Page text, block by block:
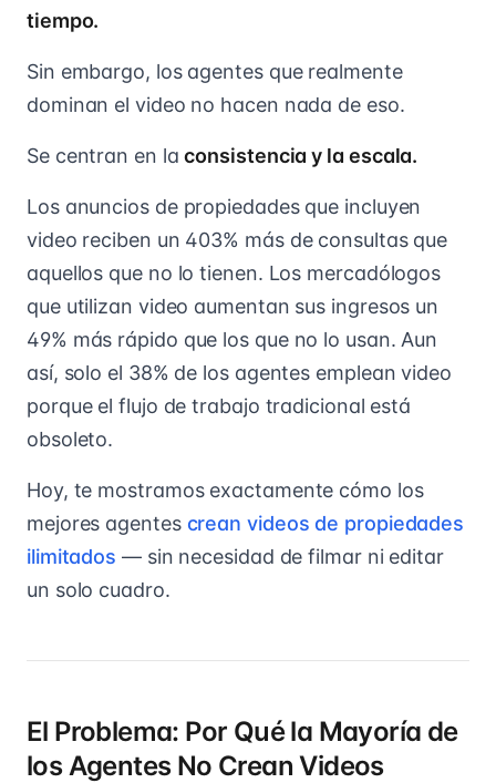
tiempo.
Sin embargo, los agentes que realmente
dominan el video no hacen nada de eso.
Se centran en laconsistencia y la escala.
Los anuncios de propiedades que incluyen
video reciben un 403% más de consultas que
aquellos que no lo tienen. Los mercadólogos
que utilizan video aumentan sus ingresos un
49% más rápido que los que no lo usan. Aun
así, solo el 38% de los agentes emplean video
porque el flujo de trabajo tradicional está
obsoleto.
Hoy, te mostramos exactamente cómo los
mejores agentes crean videos de propiedades
ilimitados — sin necesidad de filmar ni editar
un solo cuadro.
El Problema: Por Qué la Mayoría de
los Agentes No Crean Videos